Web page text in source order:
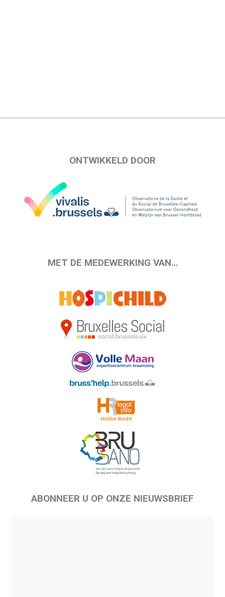
ONTWIKKELD DOOR
MET DE MEDEWERKING VAN…
ABONNEER U OP ONZE NIEUWSBRIEF